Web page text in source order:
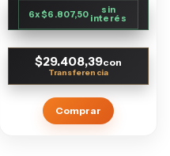
6x$6.807,50 sin
interés
$29.408,39con
Comprar